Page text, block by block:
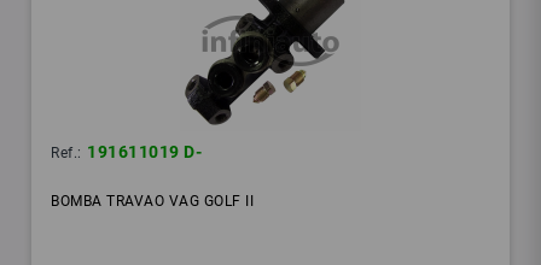
Ref.: 191611019 D-
BOMBA TRAVAO VAG GOLF II